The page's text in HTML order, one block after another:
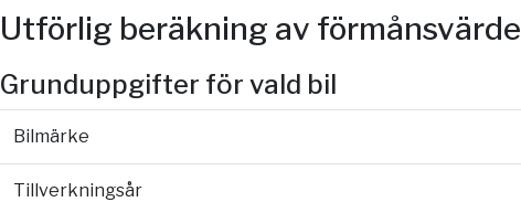
Utförlig beräkning av förmånsvärde
Grunduppgifter för vald bil
Bilmärke
Tillverkningsår